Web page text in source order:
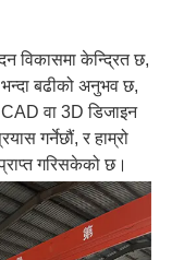
विकासमा केन्द्रित छ,
बढीको अनुभव छ,
वा 3D डिजाइन
गर्नेछौं, र हाम्रो
गरिसकेको छ।